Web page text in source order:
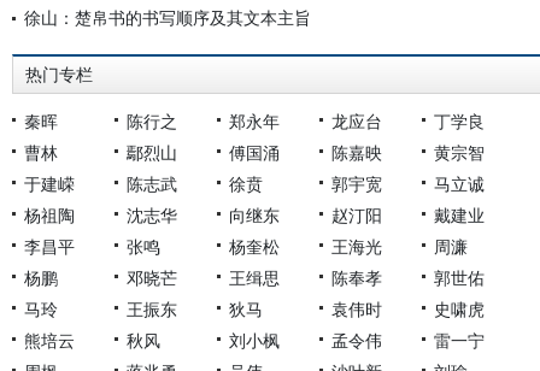
徐山：楚帛书的书写顺序及其文本主旨
热门专栏
秦晖 陈行之 郑永年 龙应台
丁学良
曹林
鄢烈山 傅国涌 陈嘉映
黄宗智
于建嵘
陈志武 徐贲 郭宇宽
马立诚
杨祖陶
沈志华 向继东 赵汀阳
戴建业
李昌平
张鸣 杨奎松 王海光
周濂
杨鹏
邓晓芒 王缉思 陈奉孝
郭世佑
马玲
王振东 狄马 袁伟时
史啸虎
熊培云
秋风 刘小枫 孟令伟
雷一宁